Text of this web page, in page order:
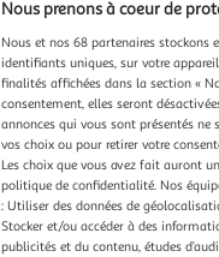
Nous prenons à coeur de
Nous et nos 68 partenaires stockons
identifiants uniques, sur votre
finalités affichées dans la section «
consentement, elles seront
annonces qui vous sont présentés
vos choix ou pour retirer votre
Les choix que vous avez fait auront
politique de confidentialité. Nos
: Utiliser des données de
Stocker et/ou accéder à des
publicités et du contenu, études